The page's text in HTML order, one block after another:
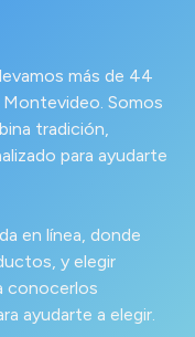
más de 44
Montevideo. Somos
tradición,
para ayudarte
en línea, donde
y elegir
conocerlos
ayudarte a elegir.